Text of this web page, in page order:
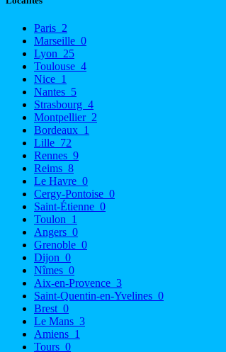
Paris 2
Marseille 0
Lyon 25
Toulouse 4
Nice 1
Nantes 5
Strasbourg 4
Montpellier 2
Bordeaux 1
Lille 72
Rennes 9
Reims 8
Le Havre 0
Cergy-Pontoise 0
Saint-Étienne 0
Toulon 1
Angers 0
Grenoble 0
Dijon 0
Nîmes 0
Aix-en-Provence 3
Saint-Quentin-en-Yvelines 0
Brest 0
Le Mans 3
Amiens 1
Tours 0